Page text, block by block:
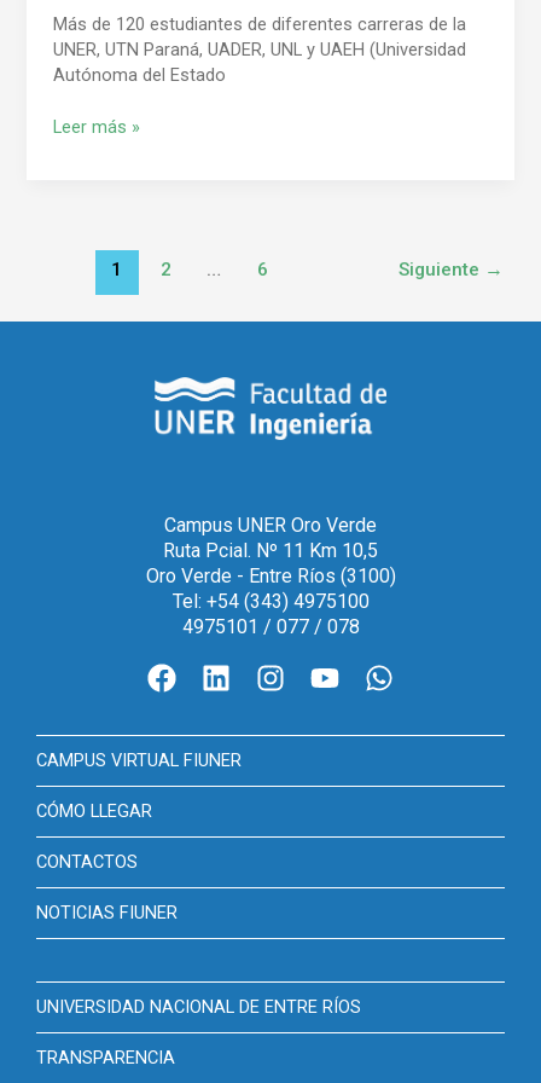
Más de 120 estudiantes de diferentes carreras de la
UNER, UTN Paraná, UADER, UNL y UAEH (Universidad
Autónoma del Estado
Leer más »
1 2 … 6 Siguiente →
Campus UNER Oro Verde
Ruta Pcial. Nº 11 Km 10,5
Oro Verde - Entre Ríos (3100)
Tel: +54 (343) 4975100
4975101 / 077 / 078
CAMPUS VIRTUAL FIUNER
CÓMO LLEGAR
CONTACTOS
NOTICIAS FIUNER
UNIVERSIDAD NACIONAL DE ENTRE RÍOS
TRANSPARENCIA